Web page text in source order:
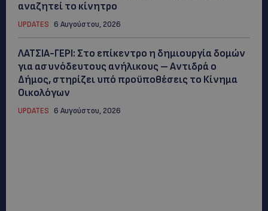
αναζητεί το κίνητρο
UPDATES 6 Αυγούστου, 2026
ΛΑΤΣΙΑ-ΓΕΡΙ: Στο επίκεντρο η δημιουργία δομών
για ασυνόδευτους ανήλικους – Αντιδρά ο
Δήμος, στηρίζει υπό προϋποθέσεις το Κίνημα
Οικολόγων
UPDATES 6 Αυγούστου, 2026